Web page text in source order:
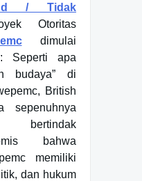
/ Tidak
Otoritas
dimulai
Seperti apa
budaya” di
British
sepenuhnya
bertindak
bahwa
memiliki
dan hukum